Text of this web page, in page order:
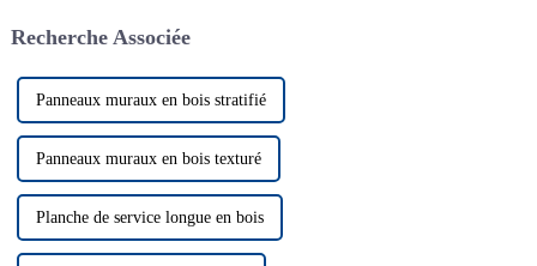
Recherche Associée
Panneaux muraux en bois stratifié
Panneaux muraux en bois texturé
Planche de service longue en bois